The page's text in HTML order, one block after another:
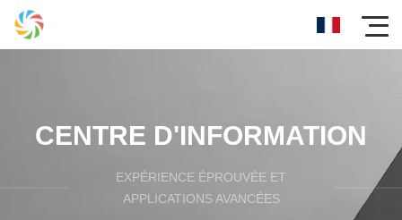
CENTRE D'INFORMATION
EXPÉRIENCE ÉPROUVÉE ET
APPLICATIONS AVANCÉES